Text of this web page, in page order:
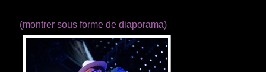
(montrer sous forme de diaporama)